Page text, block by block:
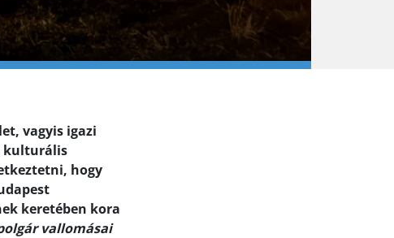
vagyis igazi
kulturális
hogy
keretében kora
vallomásai